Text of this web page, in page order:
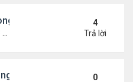
trong trận động đất ở Nhật
4
Trả lời
bạn trai nghỉ dưỡng trên du
0